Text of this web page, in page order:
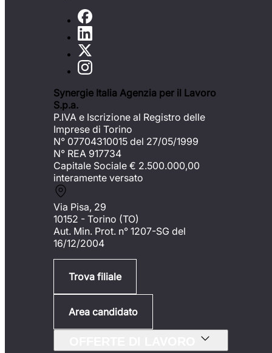
Synergie Italia Agenzia per il Lavoro
S.p.a.
P.IVA e Iscrizione al Registro delle
Imprese di Torino
N° 07704310015 del 27/05/1999
N° REA 917734
Capitale Sociale € 2.500.000,00
interamente versato
Via Pisa, 29
10152 - Torino (TO)
Aut. Min. Prot. n° 1207-SG del
16/12/2004
Trova filiale
Area candidato